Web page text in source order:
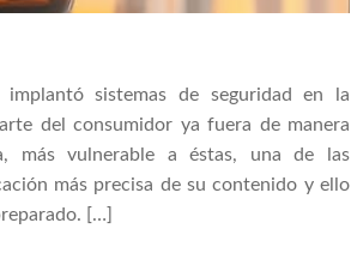
sistemas de seguridad en la
del consumidor ya fuera de manera
más vulnerable a éstas, una de las
más precisa de su contenido y ello
[…]